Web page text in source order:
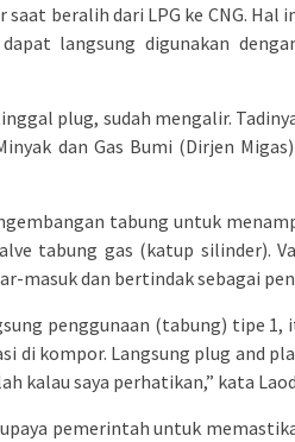
beralih dari LPG ke CNG. Hal
langsung digunakan
plug, sudah mengalir.
dan Gas Bumi (Dirjen
tabung untuk
tabung gas (katup silinder).
masuk dan bertindak sebagai
penggunaan (tabung) tipe 1,
di kompor. Langsung plug and
kalau saya perhatikan,” kata
pemerintah untuk